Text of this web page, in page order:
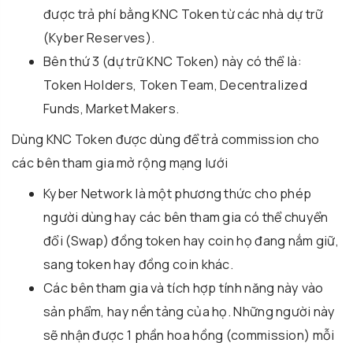
được trả phí bằng KNC Token từ các nhà dự trữ
(Kyber Reserves).
Bên thứ 3 (dự trữ KNC Token) này có thể là:
Token Holders, Token Team, Decentralized
Funds, Market Makers.
Dùng KNC Token được dùng để trả commission cho
các bên tham gia mở rộng mạng lưới
Kyber Network là một phương thức cho phép
người dùng hay các bên tham gia có thể chuyển
đổi (Swap) đồng token hay coin họ đang nắm giữ,
sang token hay đồng coin khác.
Các bên tham gia và tích hợp tính năng này vào
sản phẩm, hay nền tảng của họ. Những người này
sẽ nhận được 1 phần hoa hồng (commission) mỗi